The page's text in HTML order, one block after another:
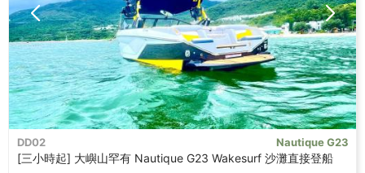
DD02 Nautique G23
[三小時起] 大嶼山罕有 Nautique G23 Wakesurf 沙灘直接登船